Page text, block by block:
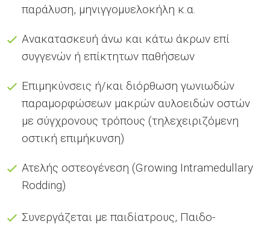
παράλυση, μηνιγγομυελοκήλη κ.α.
Ανακατασκευή άνω και κάτω άκρων επί
συγγενών ή επίκτητων παθήσεων
Επιμηκύνσεις ή/και διόρθωση γωνιωδών
παραμορφώσεων μακρών αυλοειδών οστών
με σύγχρονους τρόπους (τηλεχειριζόμενη
οστική επιμήκυνση)
Ατελής οστεογένεση (Growing Intramedullary
Rodding)
Συνεργάζεται με παιδίατρους, Παιδο-